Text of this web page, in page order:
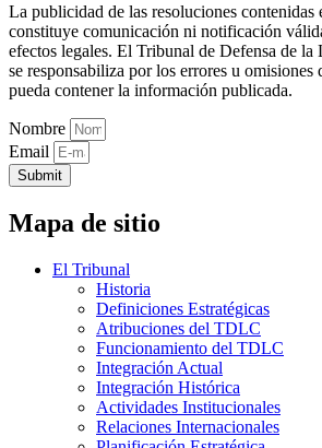
La publicidad de las resoluciones contenidas
constituye comunicación ni notificación
efectos legales. El Tribunal de Defensa de
se responsabiliza por los errores u omisiones
pueda contener la información publicada.
Nombre
Email
Submit
Mapa de sitio
El Tribunal
Historia
Definiciones Estratégicas
Atribuciones del TDLC
Funcionamiento del TDLC
Integración Actual
Integración Histórica
Actividades Institucionales
Relaciones Internacionales